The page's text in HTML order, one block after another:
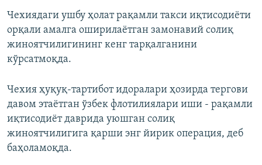
Чехиядаги ушбу ҳолат рақамли такси иқтисодиёти
орқали амалга оширилаётган замонавий солиқ
жиноятчилигининг кенг тарқалганини
кўрсатмоқда.
Чехия ҳуқуқ-тартибот идоралари ҳозирда тергови
давом этаётган ўзбек флотилиялари иши - рақамли
иқтисодиёт даврида уюшган солиқ
жиноятчилигига қарши энг йирик операция, деб
баҳоламоқда.